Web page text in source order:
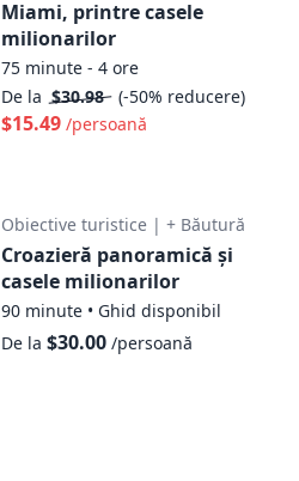
Miami, printre casele
milionarilor
75 minute - 4 ore
De la $30.98 (-50% reducere)
$15.49/persoană
Obiective turistice | + Băutură
Croazieră panoramică și
casele milionarilor
90 minute • Ghid disponibil
De la $30.00/persoană